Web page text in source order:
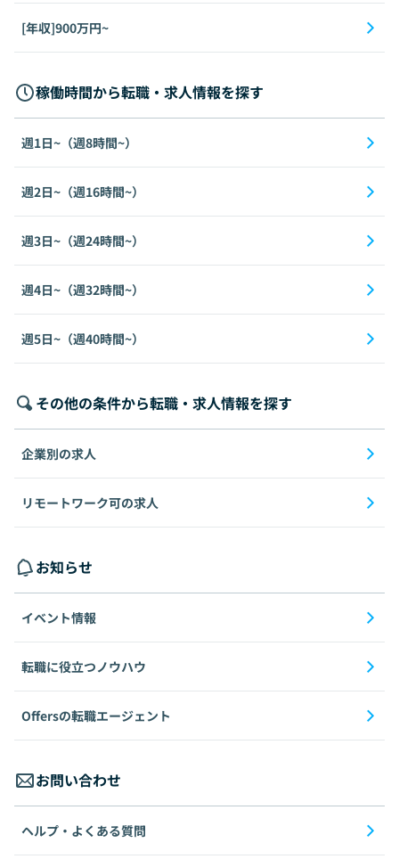
[年収]900万円~
稼働時間から転職・求人情報を探す
週1日~（週8時間~）
週2日~（週16時間~）
週3日~（週24時間~）
週4日~（週32時間~）
週5日~（週40時間~）
その他の条件から転職・求人情報を探す
企業別の求人
リモートワーク可の求人
お知らせ
イベント情報
転職に役立つノウハウ
Offersの転職エージェント
お問い合わせ
ヘルプ・よくある質問